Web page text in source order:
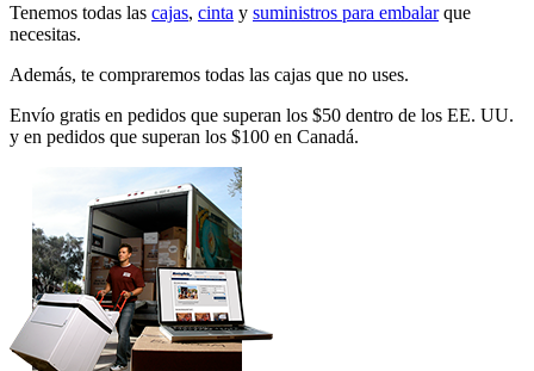
Tenemos todas las cajas, cinta y suministros para embalarque
necesitas.
Además, te compraremos todas las cajas que no uses.
Envío gratis en pedidos que superan los $50 dentro de los EE. UU.
y en pedidos que superan los $100 en Canadá.